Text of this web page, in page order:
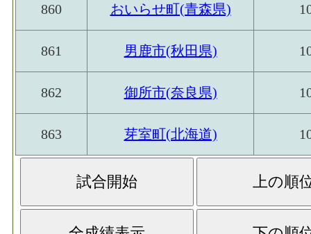
860 おいらせ町(青森県)
861 男鹿市(秋田県)
862 御所市(奈良県)
863 芽室町(北海道)